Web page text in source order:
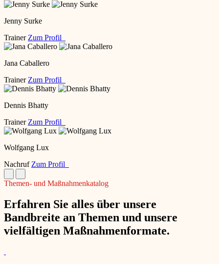
Jenny Surke
Trainer Zum Profil
Jana Caballero
Trainer Zum Profil
Dennis Bhatty
Trainer Zum Profil
Wolfgang Lux
Nachruf Zum Profil
Themen- und Maßnahmenkatalog
Erfahren Sie alles über unsere
Bandbreite an Themen und unsere
vielfältigen Maßnahmenformate.